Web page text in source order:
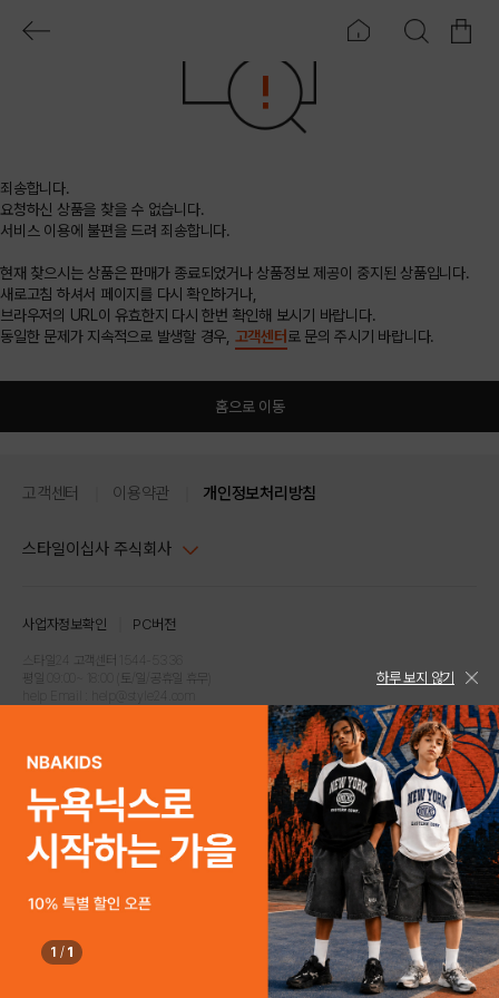
죄송합니다.
요청하신 상품을 찾을 수 없습니다.
서비스 이용에 불편을 드려 죄송합니다.
현재 찾으시는 상품은 판매가 종료되었거나 상품정보 제공이 중지된 상품입니다.
새로고침 하셔서 페이지를 다시 확인하거나,
브라우저의 URL이 유효한지 다시 한번 확인해 보시기 바랍니다.
동일한 문제가 지속적으로 발생할 경우, 고객센터 로 문의 주시기 바랍니다.
홈으로 이동
고객센터 이용약관 개인정보처리방침
스타일이십사 주식회사
주소 : 서울시 강남구 논현로 633, 6층 (논현동, 한세엠케이빌딩)
사업자등록번호 : 116-81-32499
통신판매업신고번호 : 제 2024-서울강남-04239
고객센터 1544-5336(평일 09:00~ 18:00 토/일/공휴일 휴무)
사업자정보확인 PC버전
스타일24 고객센터 1544-5336
평일 09:00~ 18:00 (토/일/공휴일 휴무)
COPYRIGHTⓒ2021 STYLE24 ALL RIGHTS RESERVED.
하루 보지 않기
1 / 1